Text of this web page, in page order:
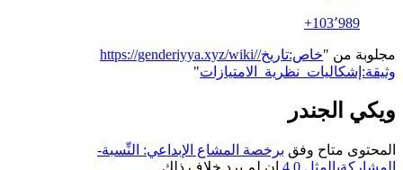
+103٬989
مجلوبة من "
https://genderiyya.xyz/wiki/خاص:تاريخ/
وثيقة:إشكاليات_نظرية_الامتيازات"
ويكي الجندر
المحتوى متاح وفق برخصة المشاع الإبداعي: النِّسبة-
المشاركةبالمثل 4.0
إن لم يرد خلاف ذلك.